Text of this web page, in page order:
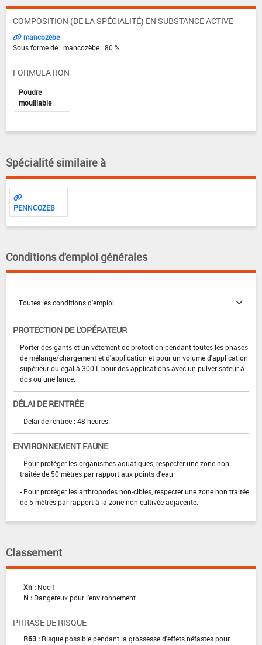
COMPOSITION (DE LA SPÉCIALITÉ) EN SUBSTANCE ACTIVE
mancozèbe
Sous forme de : mancozèbe : 80 %
FORMULATION
Poudre
mouillable
Spécialité similaire à
PENNCOZEB
Conditions d'emploi générales
PROTECTION DE L'OPÉRATEUR
Porter des gants et un vêtement de protection pendant toutes les phases
de mélange/chargement et d'application et pour un volume d'application
supérieur ou égal à 300 L pour des applications avec un pulvérisateur à
dos ou une lance.
DÉLAI DE RENTRÉE
- Délai de rentrée : 48 heures.
ENVIRONNEMENT FAUNE
- Pour protéger les organismes aquatiques, respecter une zone non
traitée de 50 mètres par rapport aux points d'eau.
- Pour protéger les arthropodes non-cibles, respecter une zone non traitée
de 5 mètres par rapport à la zone non cultivée adjacente.
Classement
Xn : Nocif
N : Dangereux pour l'environnement
PHRASE DE RISQUE
R63 : Risque possible pendant la grossesse d'effets néfastes pour